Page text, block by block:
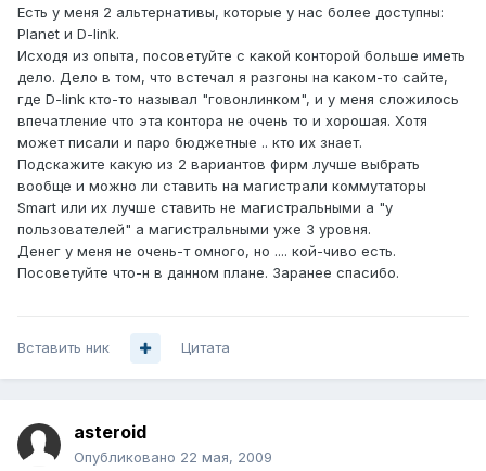
Есть у меня 2 альтернативы, которые у нас более доступны:
Planet и D-link.
Исходя из опыта, посоветуйте с какой конторой больше иметь
дело. Дело в том, что встечал я разгоны на каком-то сайте,
где D-link кто-то называл "говонлинком", и у меня сложилось
впечатление что эта контора не очень то и хорошая. Хотя
может писали и паро бюджетные .. кто их знает.
Подскажите какую из 2 вариантов фирм лучше выбрать
вообще и можно ли ставить на магистрали коммутаторы
Smart или их лучше ставить не магистральными а "у
пользователей" а магистральными уже 3 уровня.
Денег у меня не очень-т омного, но .... кой-чиво есть.
Посоветуйте что-н в данном плане. Заранее спасибо.
Вставить ник Цитата
asteroid
Опубликовано 22 мая, 2009